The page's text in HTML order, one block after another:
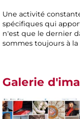
Une activité
spécifiques qui
n'est que le dernier
sommes toujours à
Galerie